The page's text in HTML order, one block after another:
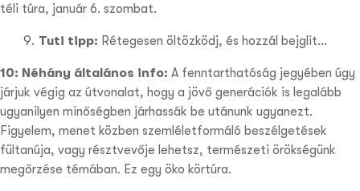
téli túra, január 6. szombat.
Tuti tipp: Rétegesen öltözködj, és hozzál bejglit…
10: Néhány általános info: A fenntarthatóság jegyében úgy
járjuk végig az útvonalat, hogy a jövő generációk is legalább
ugyanilyen minőségben járhassák be utánunk ugyanezt.
Figyelem, menet közben szemléletformáló beszélgetések
fültanúja, vagy résztvevője lehetsz, természeti örökségünk
megőrzése témában. Ez egy öko körtúra.